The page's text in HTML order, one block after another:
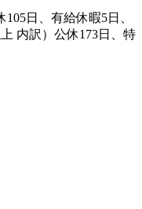
日、有給休暇5日、
内訳）公休173日、特